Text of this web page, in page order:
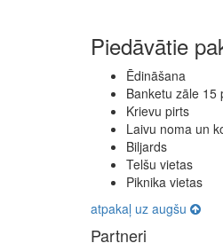
Piedāvātie
Ēdināšana
Banketu zāle 15
Krievu pirts
Laivu noma un
Biljards
Telšu vietas
Piknika vietas
atpakaļ uz augšu
Partneri